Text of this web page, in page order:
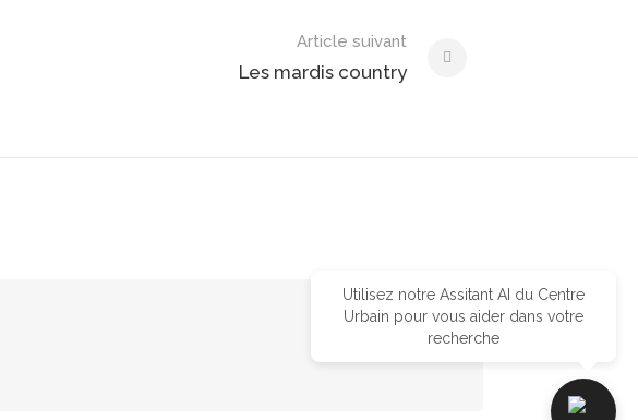
Article suivant
Les mardis country
Utilisez notre Assitant AI du Centre
Urbain pour vous aider dans votre
recherche